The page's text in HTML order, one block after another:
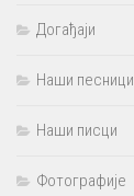
Догађаји
Наши песници
Наши писци
Фотографије